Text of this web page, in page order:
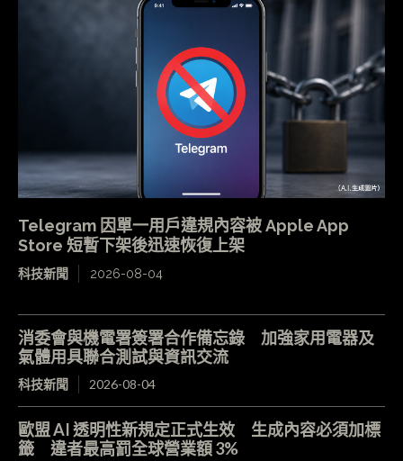
Telegram 因單一用戶違規內容被 Apple App
Store 短暫下架後迅速恢復上架
科技新聞 2026-08-04
消委會與機電署簽署合作備忘錄 加強家用電器及
氣體用具聯合測試與資訊交流
科技新聞 2026-08-04
歐盟 AI 透明性新規定正式生效 生成內容必須加標
籤 違者最高罰全球營業額 3%